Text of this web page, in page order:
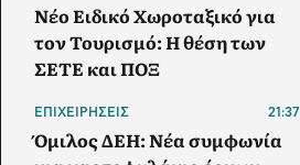
Νέο Ειδικό Χωροταξικό για
τον Τουρισμό: Η θέση των
ΣΕΤΕ και ΠΟΞ
ΕΠΙΧΕΙΡΗΣΕΙΣ 21:37
Όμιλος ΔΕΗ: Νέα συμφωνία